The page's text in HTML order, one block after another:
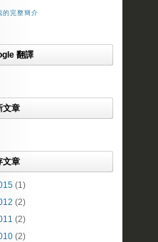
的完整簡介
翻譯
文章
文章
(1)
(2)
(2)
(2)